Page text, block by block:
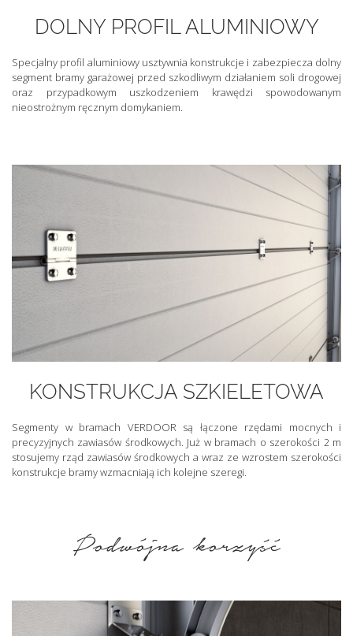
DOLNY PROFIL ALUMINIOWY
Specjalny profil aluminiowy usztywnia konstrukcje i zabezpiecza dolny
segment bramy garażowej przed szkodliwym działaniem soli drogowej
oraz przypadkowym uszkodzeniem krawędzi spowodowanym
nieostrożnym ręcznym domykaniem.
KONSTRUKCJA SZKIELETOWA
Segmenty w bramach VERDOOR są łączone rzędami mocnych i
precyzyjnych zawiasów środkowych. Już w bramach o szerokości 2 m
stosujemy rząd zawiasów środkowych a wraz ze wzrostem szerokości
konstrukcje bramy wzmacniają ich kolejne szeregi.
Podwójna korzyść